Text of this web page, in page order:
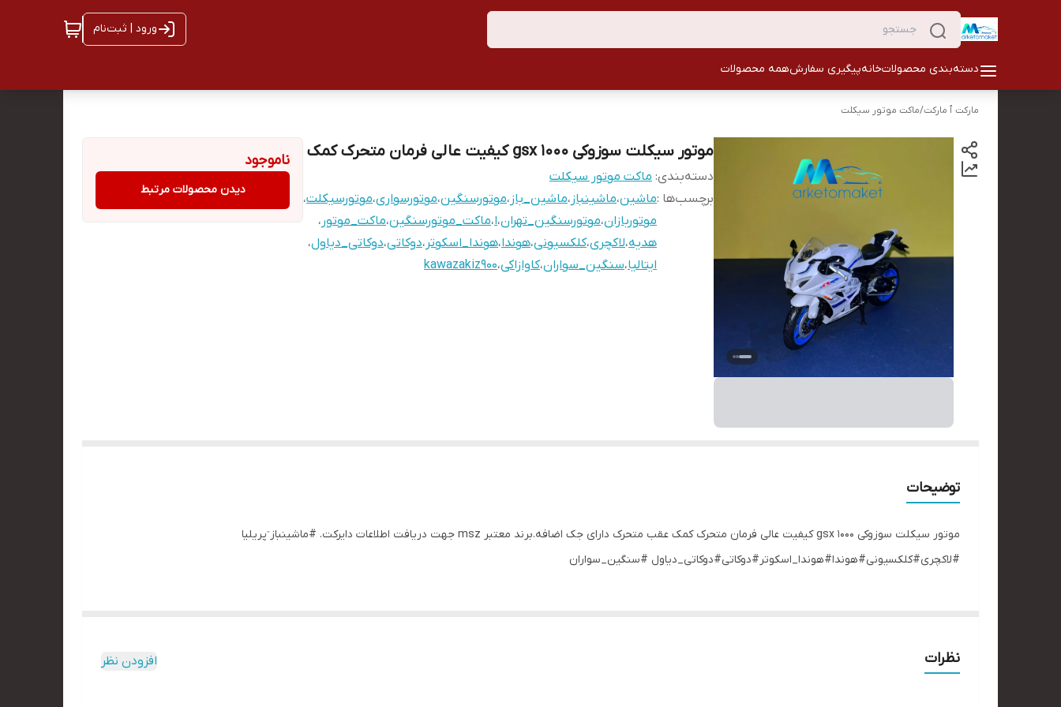
ورود | ثبت‌نام
دسته‌بندی محصولاتخانهپیگیری سفارشهمه محصولات
مارکت ٱ مارکت/ماکت موتور سیکلت
موتور سیکلت سوزوکی gsx ۱۰۰۰ کیفیت عالی فرمان متحرک کمک
دسته‌بندی: ماکت موتور سیکلت
برچسب‌ها :ماشین،ماشینباز ،ماشین_باز ،موتورسنگین،موتورسواری،موتورسیکلت،
موتوربازان،موتورسنگین_تهران،ا،ماکت_موتورسنگین،ماکت_موتور ،
هدیه،لاکچری،کلکسیونی،هوندا،هوندا_اسکوتر ،دوکاتی،دوکاتی_دیاول،
ایتالیا،سنگین_سواران،کاوازاکی،kawazakiz900
ناموجود
دیدن محصولات مرتبط
توضیحات
موتور سیکلت سوزوکی gsx ۱۰۰۰ کیفیت عالی فرمان متحرک کمک عقب متحرک دارای جک اضافه.برند معتبر msz جهت دریافت اطلاعات دایرکت. #ماشینباز ٓپریلیا
#لاکچری#کلکسیونی#هوندا#هوندا_اسکوتر#دوکاتی#دوکاتی_دیاول #سنگین_سواران
نظرات افزودن نظر